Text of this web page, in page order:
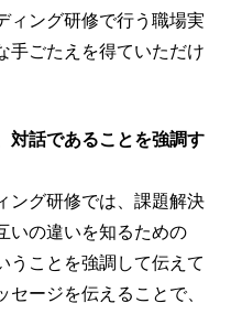
ィング研修で行う職場実
手ごたえを得ていただけ
話であることを強調す
ング研修では、課題解決
いの違いを知るための
うことを強調して伝えて
ージを伝えることで、